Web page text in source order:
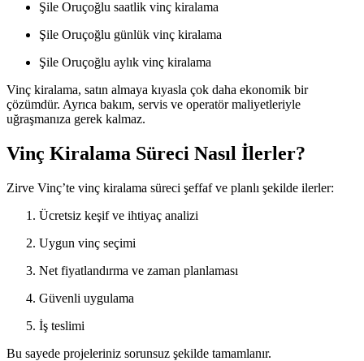
Şile Oruçoğlu saatlik vinç kiralama
Şile Oruçoğlu günlük vinç kiralama
Şile Oruçoğlu aylık vinç kiralama
Vinç kiralama, satın almaya kıyasla çok daha ekonomik bir
çözümdür. Ayrıca bakım, servis ve operatör maliyetleriyle
uğraşmanıza gerek kalmaz.
Vinç Kiralama Süreci Nasıl İlerler?
Zirve Vinç’te vinç kiralama süreci şeffaf ve planlı şekilde ilerler:
Ücretsiz keşif ve ihtiyaç analizi
Uygun vinç seçimi
Net fiyatlandırma ve zaman planlaması
Güvenli uygulama
İş teslimi
Bu sayede projeleriniz sorunsuz şekilde tamamlanır.